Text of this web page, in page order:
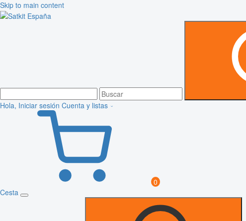
Skip to main content
Hola, Iniciar sesión Cuenta y listas
0
Cesta